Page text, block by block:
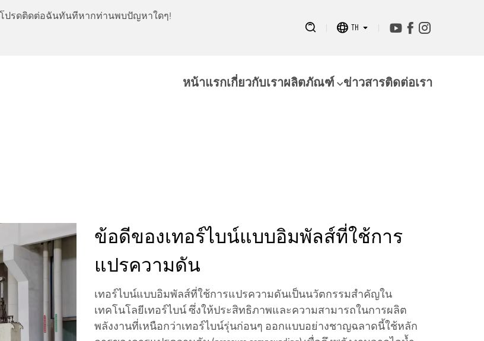
โปรดติดต่อฉันทันทีหากท่านพบปัญหาใดๆ!
TH
หน้าแรกเกี่ยวกับเราผลิตภัณฑ์ ข่าวสารติดต่อเรา
ข้อดีของเทอร์ไบน์แบบอิมพัลส์ที่ใช้การ
แปรความดัน
เทอร์ไบน์แบบอิมพัลส์ที่ใช้การแปรความดันเป็นนวัตกรรมสำคัญใน
เทคโนโลยีเทอร์ไบน์ ซึ่งให้ประสิทธิภาพและความสามารถในการผลิต
พลังงานที่เหนือกว่าเทอร์ไบน์รุ่นก่อนๆ ออกแบบอย่างชาญฉลาดนี้ใช้หลัก